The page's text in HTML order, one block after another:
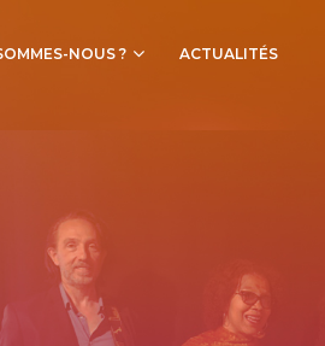
NOUS ? ACTUALITÉS